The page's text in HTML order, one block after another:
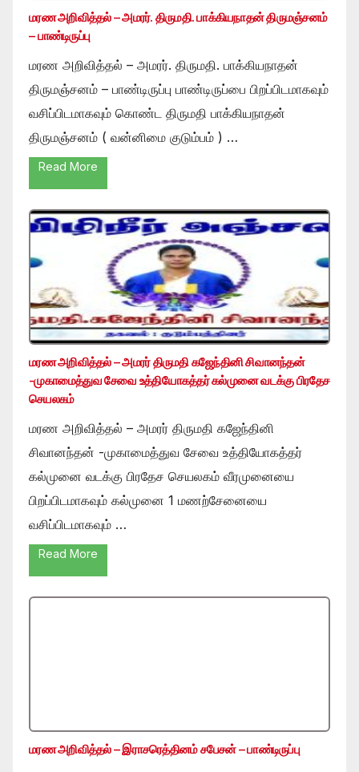
மரண அறிவித்தல் – அமரர். திருமதி. பாக்கியநாதன் திருமஞ்சனம்
– பாண்டிருப்பு
மரண அறிவித்தல் – அமரர். திருமதி. பாக்கியநாதன்
திருமஞ்சனம் – பாண்டிருப்பு பாண்டிருப்பை பிறப்பிடமாகவும்
வசிப்பிடமாகவும் கொண்ட திருமதி பாக்கியநாதன்
திருமஞ்சனம் ( வன்னிமை குடும்பம் ) …
Read More
மரண அறிவித்தல் – அமரர் திருமதி கஜேந்தினி சிவானந்தன்
-முகாமைத்துவ சேவை உத்தியோகத்தர் கல்முனை வடக்கு பிரதேச
செயலகம்
மரண அறிவித்தல் – அமரர் திருமதி கஜேந்தினி
சிவானந்தன் -முகாமைத்துவ சேவை உத்தியோகத்தர்
கல்முனை வடக்கு பிரதேச செயலகம் வீரமுனையை
பிறப்பிடமாகவும் கல்முனை 1 மணற்சேனையை
வசிப்பிடமாகவும் …
Read More
மரண அறிவித்தல் – இராசரெத்தினம் சபேசன் – பாண்டிருப்பு